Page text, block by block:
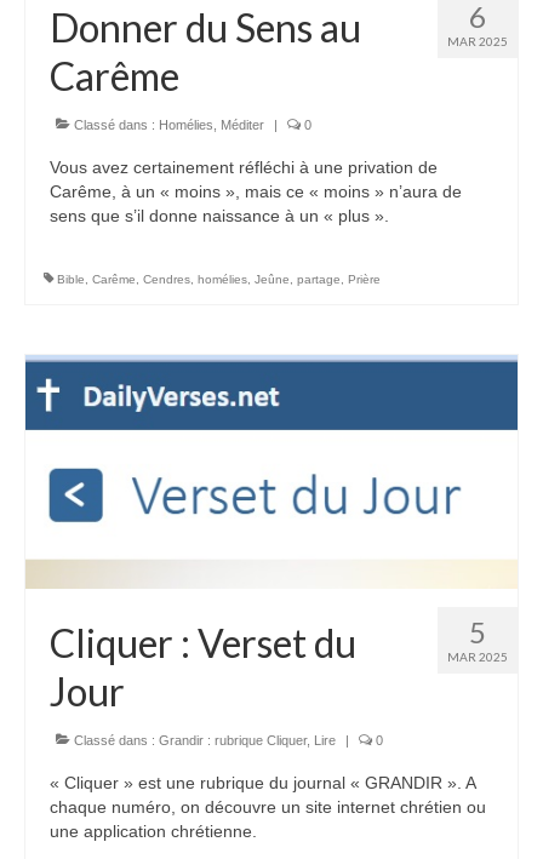
6
MAR 2025
Donner du Sens au
Carême
Classé dans : Homélies Méditer | 0
Vous avez certainement réfléchi à une privation de
Carême, à un « moins », mais ce « moins » n’aura de
sens que s’il donne naissance à un « plus ».
Bible Carême Cendres homélies Jeûne partage Prière
5
MAR 2025
Cliquer : Verset du
Jour
Classé dans : Grandir : rubrique Cliquer, Lire | 0
« Cliquer » est une rubrique du journal « GRANDIR ». A
chaque numéro, on découvre un site internet chrétien ou
une application chrétienne.